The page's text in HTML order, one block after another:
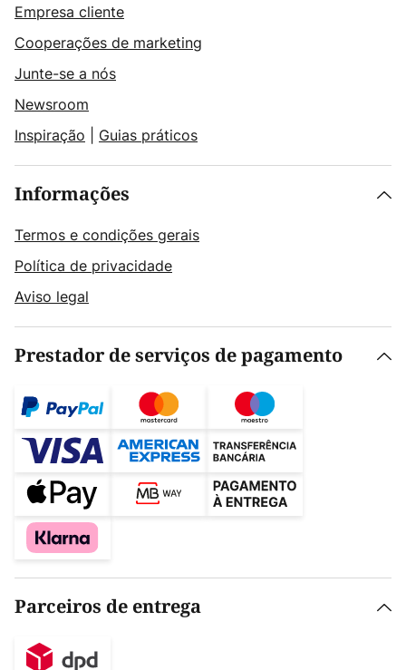
Empresa cliente
Cooperações de marketing
Junte-se a nós
Newsroom
Inspiração
Guias práticos
Informações
Termos e condições gerais
Política de privacidade
Aviso legal
Prestador de serviços de pagamento
Parceiros de entrega